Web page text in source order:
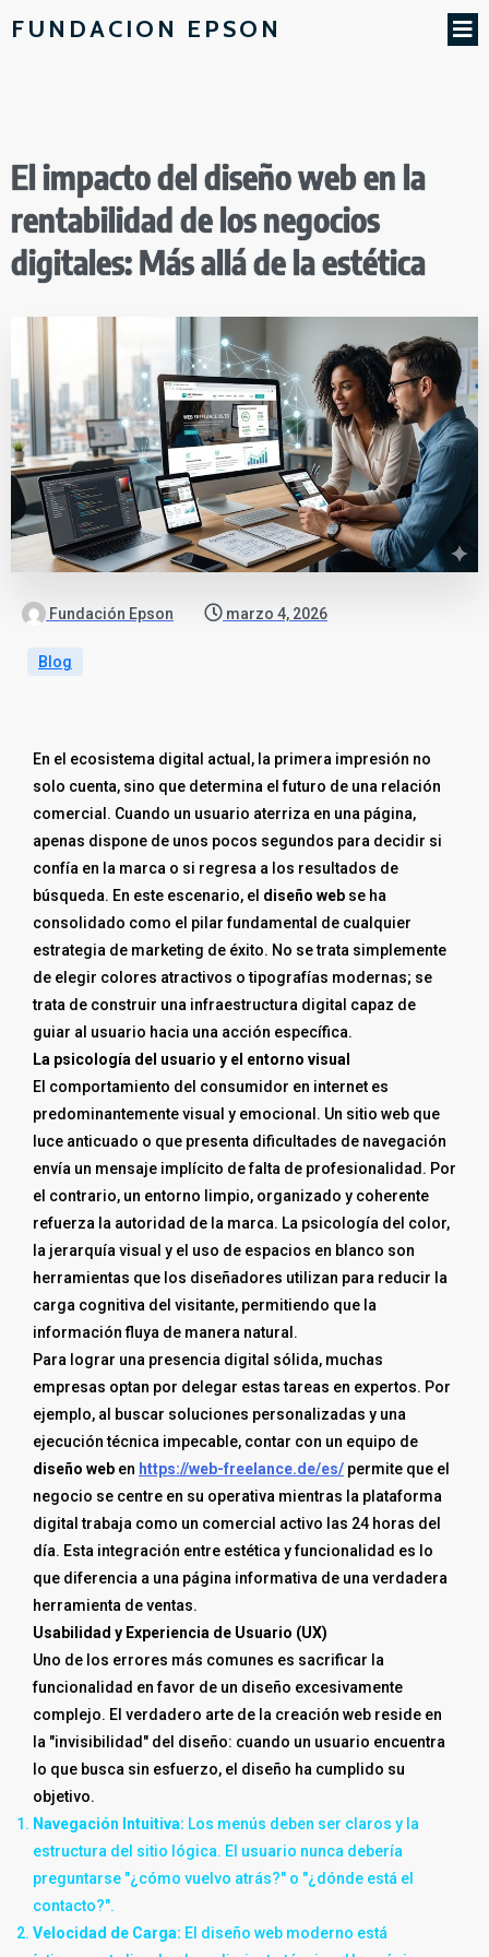
FUNDACION EPSON
El impacto del diseño web en la
rentabilidad de los negocios
digitales: Más allá de la estética
Fundación Epson marzo 4, 2026
Blog
En el ecosistema digital actual, la primera impresión no
solo cuenta, sino que determina el futuro de una relación
comercial. Cuando un usuario aterriza en una página,
apenas dispone de unos pocos segundos para decidir si
confía en la marca o si regresa a los resultados de
búsqueda. En este escenario, el diseño web se ha
consolidado como el pilar fundamental de cualquier
estrategia de marketing de éxito. No se trata simplemente
de elegir colores atractivos o tipografías modernas; se
trata de construir una infraestructura digital capaz de
guiar al usuario hacia una acción específica.
La psicología del usuario y el entorno visual
El comportamiento del consumidor en internet es
predominantemente visual y emocional. Un sitio web que
luce anticuado o que presenta dificultades de navegación
envía un mensaje implícito de falta de profesionalidad. Por
el contrario, un entorno limpio, organizado y coherente
refuerza la autoridad de la marca. La psicología del color,
la jerarquía visual y el uso de espacios en blanco son
herramientas que los diseñadores utilizan para reducir la
carga cognitiva del visitante, permitiendo que la
información fluya de manera natural.
Para lograr una presencia digital sólida, muchas
empresas optan por delegar estas tareas en expertos. Por
ejemplo, al buscar soluciones personalizadas y una
ejecución técnica impecable, contar con un equipo de
diseño web en https://web-freelance.de/es/ permite que el
negocio se centre en su operativa mientras la plataforma
digital trabaja como un comercial activo las 24 horas del
día. Esta integración entre estética y funcionalidad es lo
que diferencia a una página informativa de una verdadera
herramienta de ventas.
Usabilidad y Experiencia de Usuario (UX)
Uno de los errores más comunes es sacrificar la
funcionalidad en favor de un diseño excesivamente
complejo. El verdadero arte de la creación web reside en
la "invisibilidad" del diseño: cuando un usuario encuentra
lo que busca sin esfuerzo, el diseño ha cumplido su
objetivo.
Navegación Intuitiva: Los menús deben ser claros y la
estructura del sitio lógica. El usuario nunca debería
preguntarse "¿cómo vuelvo atrás?" o "¿dónde está el
contacto?".
Velocidad de Carga: El diseño web moderno está